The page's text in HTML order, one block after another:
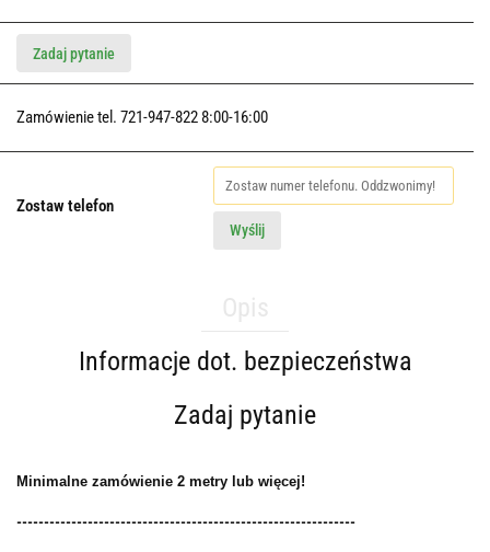
Zadaj pytanie
Zamówienie tel. 721-947-822 8:00-16:00
Zostaw telefon
Wyślij
Informacje dot. bezpieczeństwa
Zadaj pytanie
Minimalne zamówienie 2 metry lub więcej!
--------------------------------------------------------------